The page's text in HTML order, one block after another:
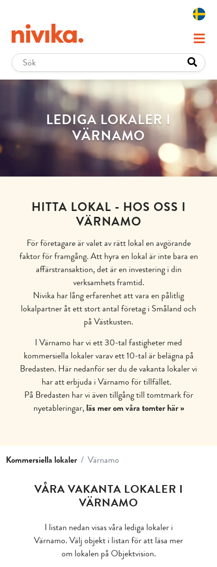
LEDIGA LOKALER I
VÄRNAMO
HITTA LOKAL - HOS OSS I
VÄRNAMO
För företagare är valet av rätt lokal en avgörande
faktor för framgång. Att hyra en lokal är inte bara en
affärstransaktion, det är en investering i din
verksamhets framtid.
Nivika har lång erfarenhet att vara en pålitlig
lokalpartner åt ett stort antal företag i Småland och
på Västkusten.
I Värnamo har vi ett 30-tal fastigheter med
kommersiella lokaler varav ett 10-tal är belägna på
Bredasten. Här nedanför ser du de vakanta lokaler vi
har att erbjuda i Värnamo för tillfället.
På Bredasten har vi även tillgång till tomtmark för
nyetableringar,läs mer om våra tomter här »
Kommersiella lokaler Värnamo
VÅRA VAKANTA LOKALER I
VÄRNAMO
I listan nedan visas våra lediga lokaler i
Värnamo. Välj objekt i listan för att läsa mer
om lokalen på Objektvision.